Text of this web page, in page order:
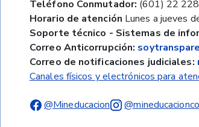
Teléfono Conmutador: (601) 22
Horario de atención Lunes a jueves
Soporte técnico - Sistemas de
Correo Anticorrupción:
Correo de notificaciones judiciales:
Canales físicos y electrónicos para
@Mineducacion